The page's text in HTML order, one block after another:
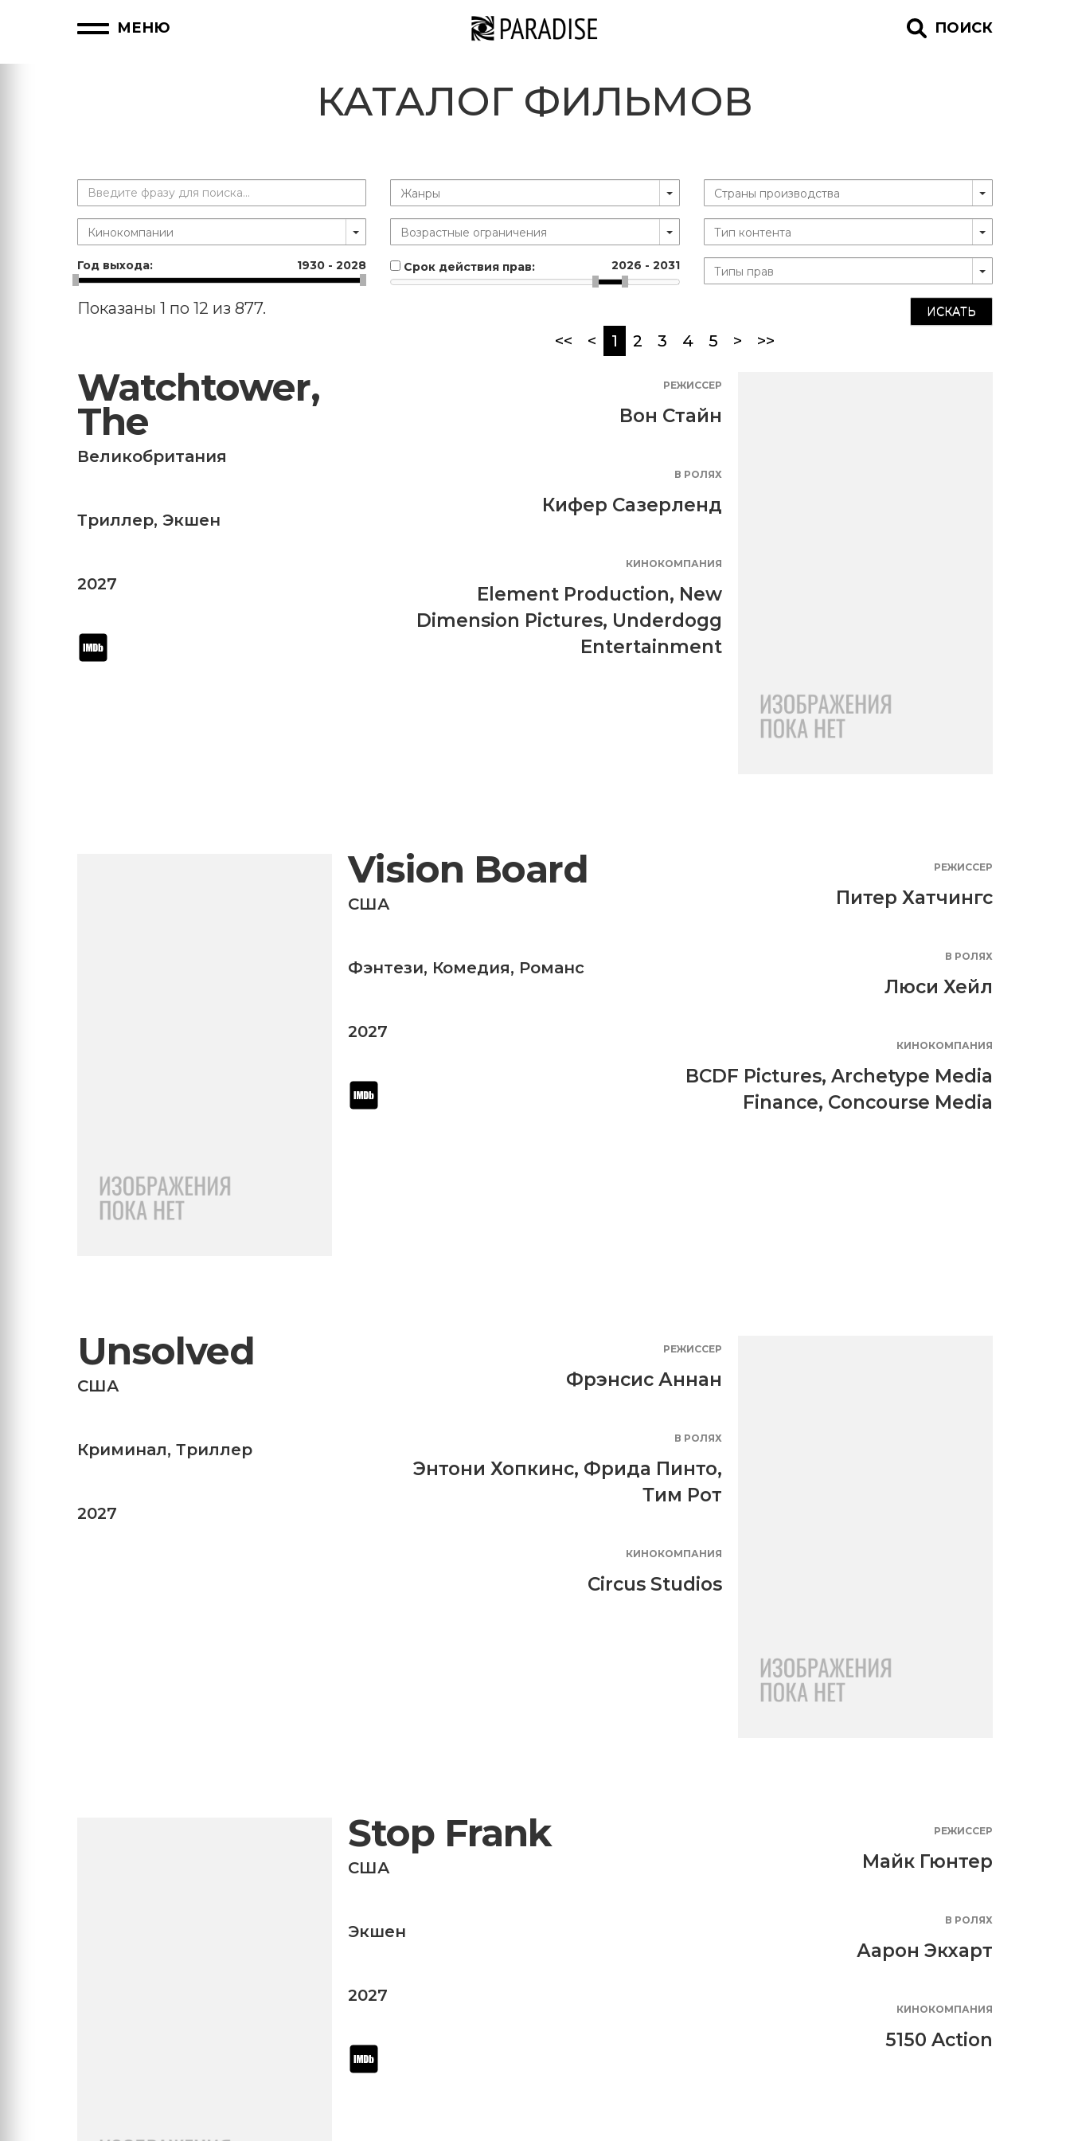
МЕНЮ ПОИСК
КАТАЛОГ ФИЛЬМОВ
Год выхода: 1930 -2028 Срок действия прав: 2026 - 2031
ИСКАТЬ
Показаны 1 по 12 из 877.
<<
< 1 (current)
2 3 4 5 > >>
Watchtower,
The
Великобритания
Триллер, Экшен
2027
РЕЖИССЕР
Вон Стайн
В РОЛЯХ
Кифер Сазерленд
КИНОКОМПАНИЯ
Element Production, New
Dimension Pictures, Underdogg
Entertainment
Vision Board
США
Фэнтези, Комедия, Романс
2027
РЕЖИССЕР
Питер Хатчингс
В РОЛЯХ
Люси Хейл
КИНОКОМПАНИЯ
BCDF Pictures, Archetype Media
Finance, Concourse Media
Unsolved
США
Криминал, Триллер
2027
РЕЖИССЕР
Фрэнсис Аннан
В РОЛЯХ
Энтони Хопкинс, Фрида Пинто,
Тим Рот
КИНОКОМПАНИЯ
Circus Studios
Stop Frank
США
Экшен
2027
РЕЖИССЕР
Майк Гюнтер
В РОЛЯХ
Аарон Экхарт
КИНОКОМПАНИЯ
5150 Action